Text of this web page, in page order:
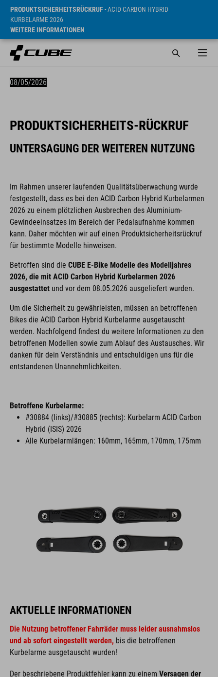
PRODUKTSICHERHEITSRÜCKRUF- ACID CARBON HYBRID
KURBELARME 2026
WEITERE INFORMATIONEN
08/05/2026
PRODUKTSICHERHEITS-RÜCKRUF
UNTERSAGUNG DER WEITEREN NUTZUNG
Im Rahmen unserer laufenden Qualitätsüberwachung wurde
festgestellt, dass es bei den ACID Carbon Hybrid Kurbelarmen
2026 zu einem plötzlichen Ausbrechen des Aluminium-
Gewindeeinsatzes im Bereich der Pedalaufnahme kommen
kann. Daher möchten wir auf einen Produktsicherheitsrückruf
für bestimmte Modelle hinweisen.
Betroffen sind die CUBE E-Bike Modelle des Modelljahres
2026, die mit ACID Carbon Hybrid Kurbelarmen 2026
ausgestattet und vor dem 08.05.2026 ausgeliefert wurden.
Um die Sicherheit zu gewährleisten, müssen an betroffenen
Bikes die ACID Carbon Hybrid Kurbelarme ausgetauscht
werden. Nachfolgend findest du weitere Informationen zu den
betroffenen Modellen sowie zum Ablauf des Austausches. Wir
danken für dein Verständnis und entschuldigen uns für die
entstandenen Unannehmlichkeiten.
Betroffene Kurbelarme:
#30884 (links)/#30885 (rechts): Kurbelarm ACID Carbon
Hybrid (ISIS) 2026
Alle Kurbelarmlängen: 160mm, 165mm, 170mm, 175mm
AKTUELLE INFORMATIONEN
Die Nutzung betroffener Fahrräder muss leider ausnahmslos
und ab sofort eingestellt werden, bis die betroffenen
Kurbelarme ausgetauscht wurden!
Der beschriebene Produktfehler kann zu einem Versagen der